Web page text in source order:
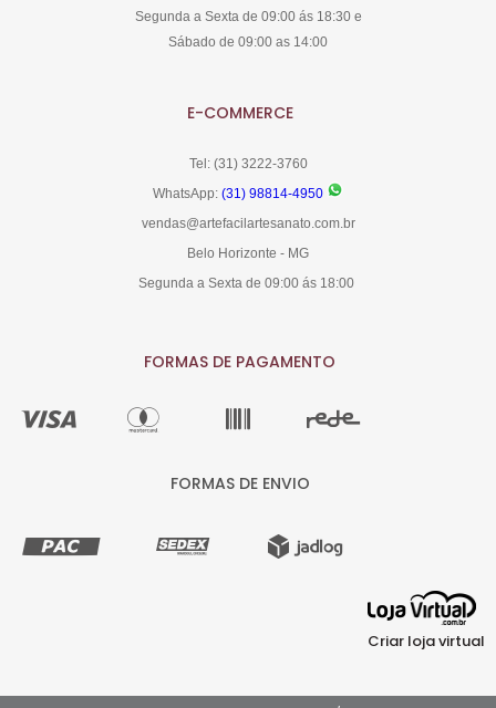
Segunda a Sexta de 09:00 ás 18:30 e
Sábado de 09:00 as 14:00
E-COMMERCE
Tel: (31) 3222-3760
WhatsApp: (31) 98814-4950
vendas@artefacilartesanato.com.br
Belo Horizonte - MG
Segunda a Sexta de 09:00 ás 18:00
FORMAS DE PAGAMENTO
FORMAS DE ENVIO
Criar loja virtual